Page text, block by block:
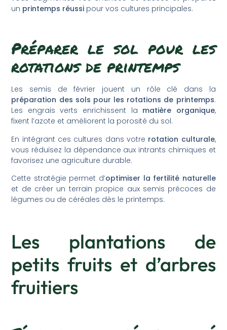
un printemps réussi pour vos cultures principales.
Préparer le sol pour les
rotations de printemps
Les semis de février jouent un rôle clé dans la
préparation des sols pour les rotations de printemps.
Les engrais verts enrichissent la matière organique,
fixent l’azote et améliorent la porosité du sol.
En intégrant ces cultures dans votre rotation culturale,
vous réduisez la dépendance aux intrants chimiques et
favorisez une agriculture durable.
Cette stratégie permet d’optimiser la fertilité naturelle
et de créer un terrain propice aux semis précoces de
légumes ou de céréales dès le printemps.
Les plantations de
petits fruits et d’arbres
fruitiers